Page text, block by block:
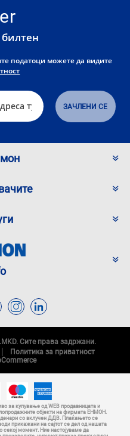
податоци можете да видите
Сите права задржани.
Политика за приватност
за купување од WEB продавницата и
објекти на фирмата ЕНМОН.
со вклучен ДДВ. Плаќањето се
прикажани на сајтот се дел од нашата
секој момент. Ние настојуваме да